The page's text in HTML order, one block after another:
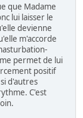
que Madame
lui laisser le
devienne
m'accorde
permet de lui
positif
d'autres
C'est